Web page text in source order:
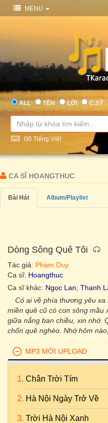
MENU
ALL TÊN LỜI C.SỸ
Gõ Tiếng Việt
CA SĨ HOANGTHUC
Bài Hát Album/Playlist
Dòng Sông Quê Tôi
Tác giả: Phạm Duy
Ca sĩ: Hoangthuc
Ca sĩ khác: Ngọc Lan; Thanh
Có ai về phía thương yêu
miền quê cũ có con sông mầu
giữa nắng ban chiều, xin nhớ.
chốn quê nghèo. Nhớ hôm
MP3 MỚI UPLOAD
Chân Trời Tím
Hà Nội Ngày Trở Về
Trời Hà Nội Xanh